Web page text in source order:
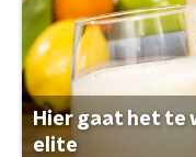
Hier gaat het te
elite